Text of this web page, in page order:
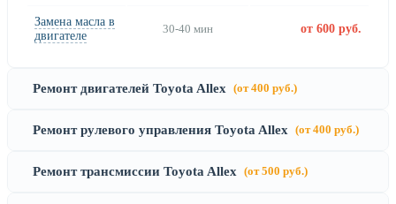
Замена масла в
двигателе
30-40 мин от 600 руб.
Ремонт двигателей Toyota Allex (от 400 руб.)
Ремонт рулевого управления Toyota Allex (от 400 руб.)
Ремонт трансмиссии Toyota Allex (от 500 руб.)